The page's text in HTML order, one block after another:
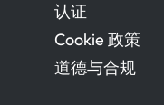
认证
Cookie 政策
道德与合规